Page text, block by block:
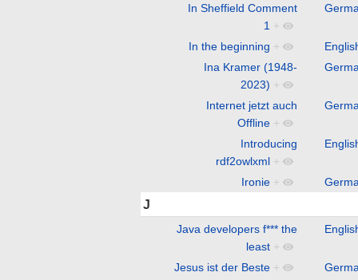
In Sheffield Comment
1 +
In the beginning +
Ina Kramer (1948-
2023) +
Internet jetzt auch
Offline +
Introducing
rdf2owlxml +
Ironie +
J
Java developers f*** the
least +
Jesus ist der Beste +